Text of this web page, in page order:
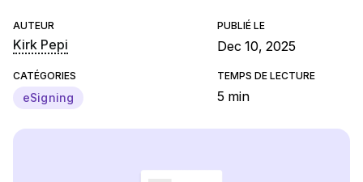
AUTEUR
Kirk Pepi
PUBLIÉ LE
Dec 10, 2025
CATÉGORIES
eSigning
TEMPS DE LECTURE
5 min